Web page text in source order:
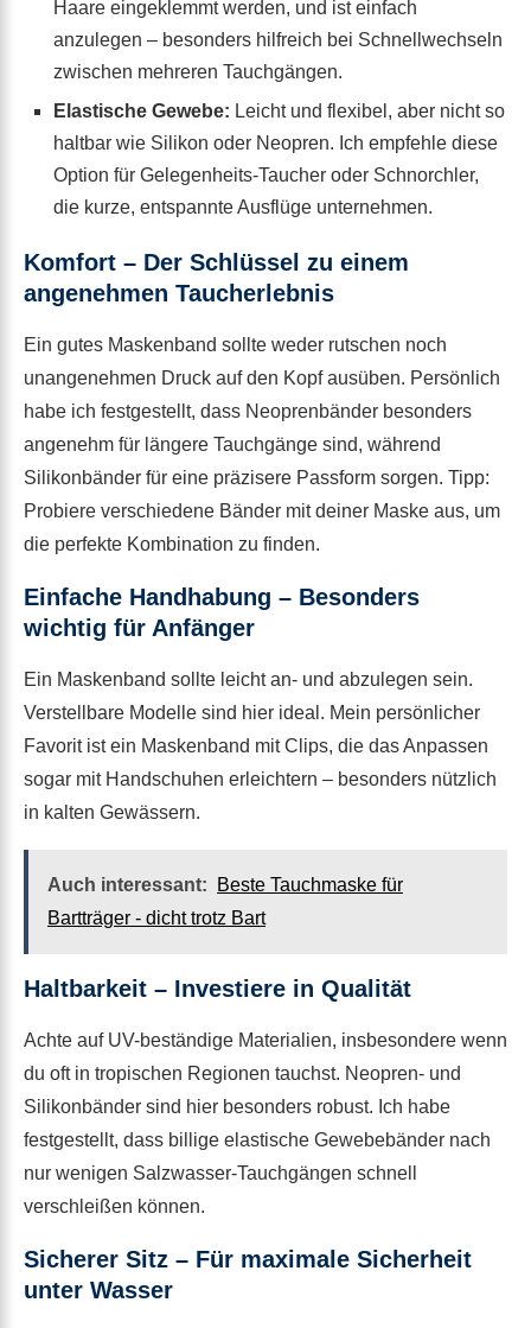
Haare eingeklemmt werden, und ist einfach
anzulegen – besonders hilfreich bei Schnellwechseln
zwischen mehreren Tauchgängen.
Elastische Gewebe: Leicht und flexibel, aber nicht so
haltbar wie Silikon oder Neopren. Ich empfehle diese
Option für Gelegenheits-Taucher oder Schnorchler,
die kurze, entspannte Ausflüge unternehmen.
Komfort – Der Schlüssel zu einem
angenehmen Taucherlebnis
Ein gutes Maskenband sollte weder rutschen noch
unangenehmen Druck auf den Kopf ausüben. Persönlich
habe ich festgestellt, dass Neoprenbänder besonders
angenehm für längere Tauchgänge sind, während
Silikonbänder für eine präzisere Passform sorgen. Tipp:
Probiere verschiedene Bänder mit deiner Maske aus, um
die perfekte Kombination zu finden.
Einfache Handhabung – Besonders
wichtig für Anfänger
Ein Maskenband sollte leicht an- und abzulegen sein.
Verstellbare Modelle sind hier ideal. Mein persönlicher
Favorit ist ein Maskenband mit Clips, die das Anpassen
sogar mit Handschuhen erleichtern – besonders nützlich
in kalten Gewässern.
Auch interessant:
Beste Tauchmaske für
Bartträger - dicht trotz Bart
Haltbarkeit – Investiere in Qualität
Achte auf UV-beständige Materialien, insbesondere wenn
du oft in tropischen Regionen tauchst. Neopren- und
Silikonbänder sind hier besonders robust. Ich habe
festgestellt, dass billige elastische Gewebebänder nach
nur wenigen Salzwasser-Tauchgängen schnell
verschleißen können.
Sicherer Sitz – Für maximale Sicherheit
unter Wasser